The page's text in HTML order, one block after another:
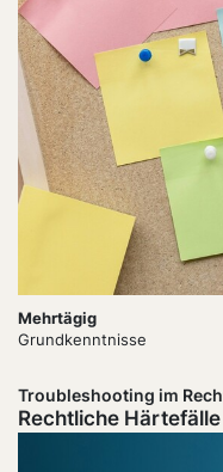
Dauer:
Mehrtägig
Level
Grundkenntnisse
Troubleshooting im
Rechtliche